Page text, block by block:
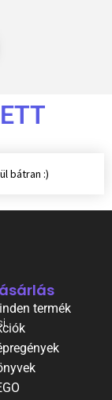
bátran :)
termék